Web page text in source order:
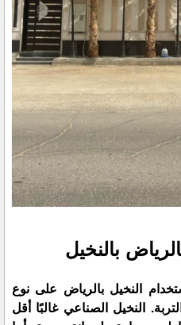
بالنخيل
النخيل بالرياض على نوع
النخيل الصناعي غالبًا أقل